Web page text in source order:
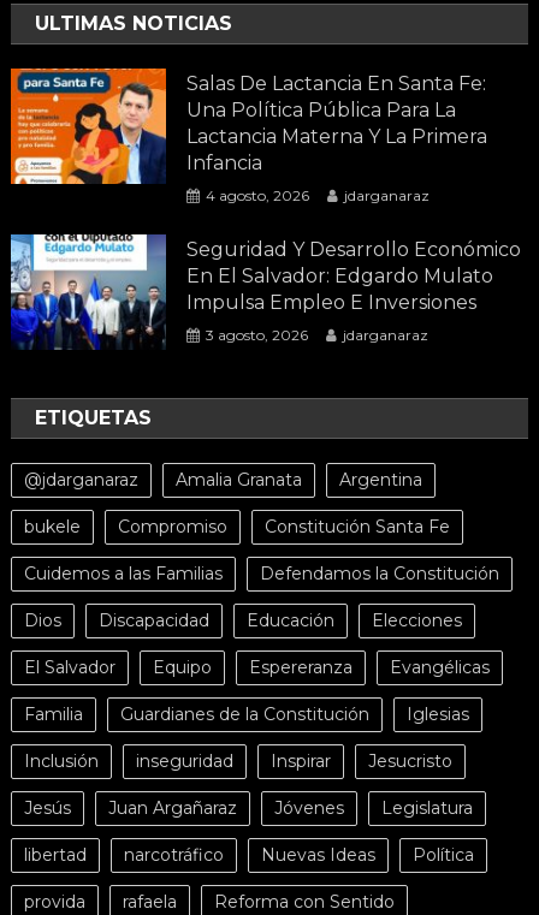
ULTIMAS NOTICIAS
Salas De Lactancia En Santa Fe:
Una Política Pública Para La
Lactancia Materna Y La Primera
Infancia
4 agosto, 2026 jdarganaraz
Seguridad Y Desarrollo Económico
En El Salvador: Edgardo Mulato
Impulsa Empleo E Inversiones
3 agosto, 2026 jdarganaraz
ETIQUETAS
@jdarganaraz Amalia Granata Argentina
bukele Compromiso Constitución Santa Fe
Cuidemos a las Familias Defendamos la Constitución
Dios Discapacidad Educación Elecciones
El Salvador Equipo Espereranza Evangélicas
Familia Guardianes de la Constitución Iglesias
Inclusión inseguridad Inspirar Jesucristo
Jesús Juan Argañaraz Jóvenes Legislatura
libertad narcotráfico Nuevas Ideas Política
provida rafaela Reforma con Sentido